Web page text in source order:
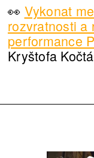
👀 Vykonat
rozvratnosti a
performance
Kryštofa